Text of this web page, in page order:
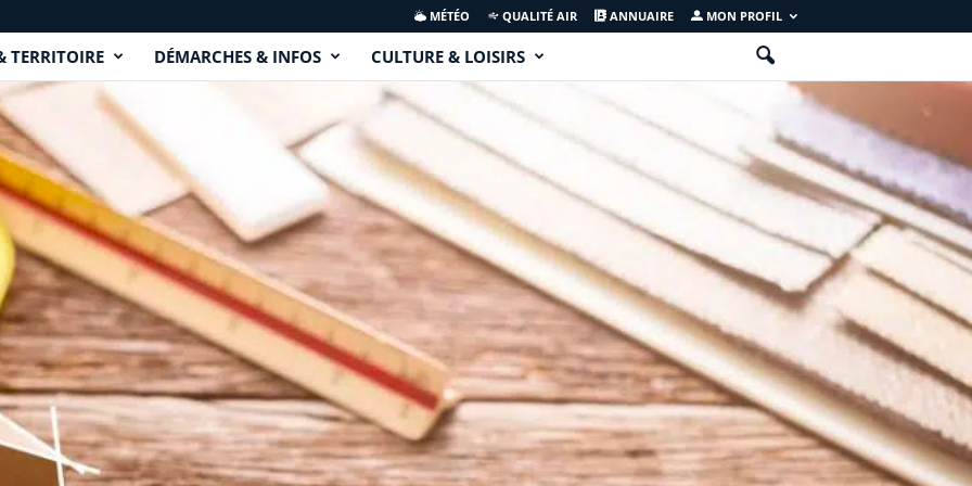
MÉTÉO QUALITÉ AIR ANNUAIRE MON PROFIL
TERRITOIRE DÉMARCHES & INFOS CULTURE & LOISIRS